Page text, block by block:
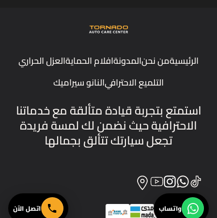
واتساب اتصل الآن
الرئيسيةمن نحنالمدونةافلام الحمايةالعزل الحراري
التلميع الاحترافيالنانو سيراميك
استمتع بتجربة قيادة متألقة مع خدماتنا
الاحترافية حيث نضمن لك لمسة فريدة
تجعل سيارتك تتألق بجمالها